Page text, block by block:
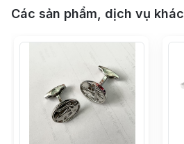
Các sản phẩm, dịch vụ khác